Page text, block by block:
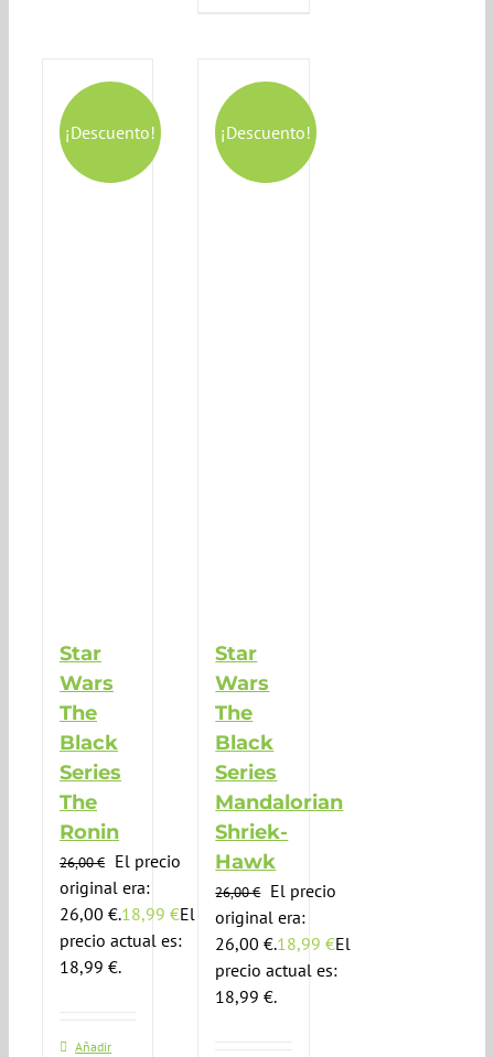
¡Descuento!
Star
Wars
The
Black
Series
The
Ronin
26,00€ El precio
original era:
26,00 €.18,99 €El
precio actual es:
18,99 €.
Añadir
¡Descuento!
Star
Wars
The
Black
Series
Mandalorian
Shriek-
Hawk
26,00€ El precio
original era:
26,00 €.18,99€El
precio actual es:
18,99 €.